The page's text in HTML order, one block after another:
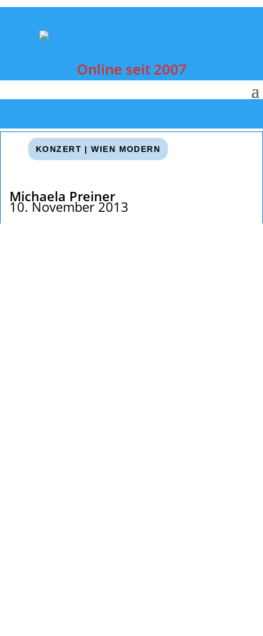
Online seit 2007
KONZERT |WIEN MODERN
Michaela Preiner
10. November 2013